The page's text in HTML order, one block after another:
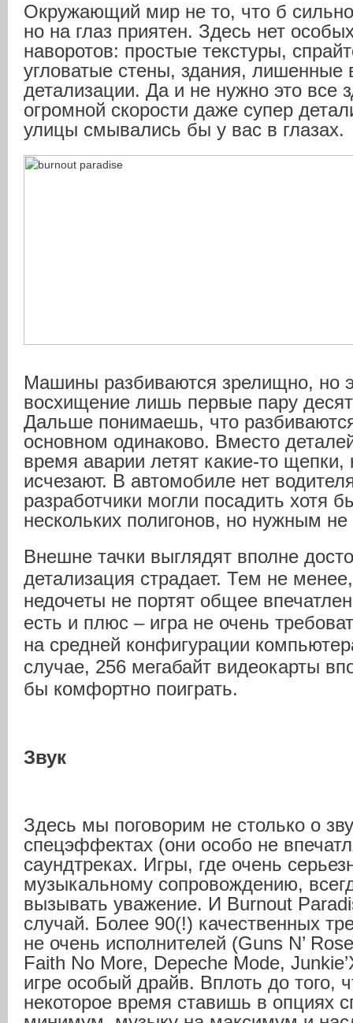
Окружающий мир не то, что б
но на глаз приятен. Здесь нет
наворотов: простые текстуры,
угловатые стены, здания, лишенные
детализации. Да и не нужно это все
огромной скорости даже супер
улицы смывались бы у вас в глазах.
Машины разбиваются зрелищно, но
восхищение лишь первые пару
Дальше понимаешь, что
основном одинаково. Вместо
время аварии летят какие-то щепки,
исчезают. В автомобиле нет
разработчики могли посадить хотя
нескольких полигонов, но нужным не
Внешне тачки выглядят вполне
детализация страдает. Тем не
недочеты не портят общее
есть и плюс – игра не очень
на средней конфигурации
случае, 256 мегабайт видеокарты
бы комфортно поиграть.
Звук
Здесь мы поговорим не столько о
спецэффектах (они особо не
саундтреках. Игры, где очень
музыкальному сопровождению,
вызывать уважение. И Burnout
случай. Более 90(!) качественных
не очень исполнителей (Guns N’
Faith No More, Depeche Mode,
игре особый драйв. Вплоть до того,
некоторое время ставишь в опциях